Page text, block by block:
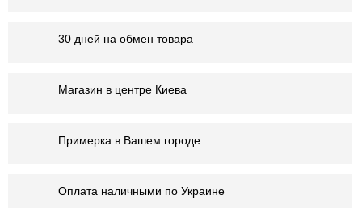
30 дней на обмен товара
Магазин в центре Киева
Примерка в Вашем городе
Оплата наличными по Украине